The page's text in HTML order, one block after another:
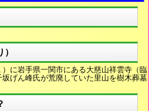
に岩手県一関市にある大慈山祥雲寺（臨
げん峰氏が荒廃していた里山を樹木葬墓